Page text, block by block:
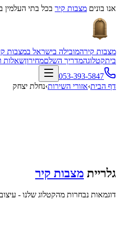
אנו בונים מצבות קיר בכל בתי העלמין
מצבות קירהמובילה בישראל במצבות
ביתקטלוגהמדריך השלםמחירוןשאלות
053-393-5847
דף הבית›אזורי השירות›נחלת יצחק
גלריית מצבות קיר
דוגמאות נבחרות מהקטלוג שלנו -